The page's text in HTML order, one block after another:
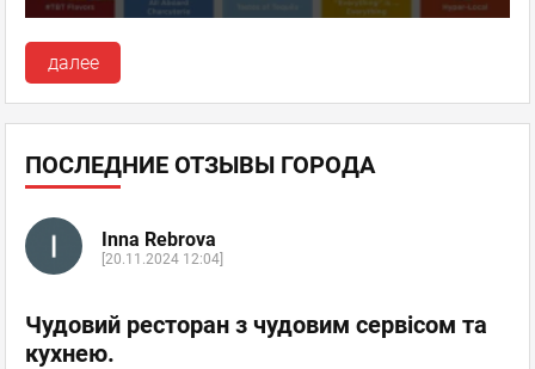
далее
ПОСЛЕДНИЕ ОТЗЫВЫ ГОРОДА
Inna Rebrova
[20.11.2024 12:04]
Чудовий ресторан з чудовим сервісом та
кухнею.